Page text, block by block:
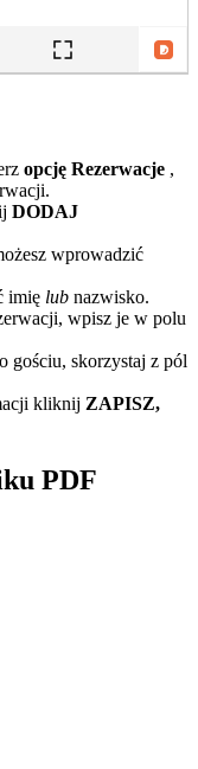
opcję Rezerwacje ,
DODAJ
wprowadzić
imię lub nazwisko.
wpisz je w polu
gościu, skorzystaj z pól
kliknij ZAPISZ,
PDF